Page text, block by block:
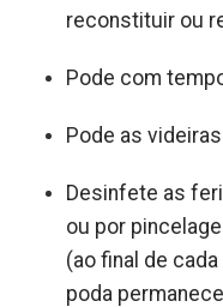
reconstituir ou
Pode com
Pode as
Desinfete as
ou por
(ao final de
poda